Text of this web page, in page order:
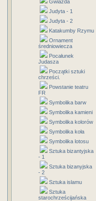
Gwiazda
Judyta - 1
Judyta - 2
Katakumby Rzymu
Ornament
średniowiecza
Pocałunek
Judasza
Początki sztuki
chrześci.
Powstanie teatru
FR
Symbolika barw
Symbolika kamieni
Symbolika kolorów
Symbolika koła
Symbolika lotosu
Sztuka bizantyjska
- 1
Sztuka bizanyjska
- 2
Sztuka islamu
Sztuka
starochrześcijańska